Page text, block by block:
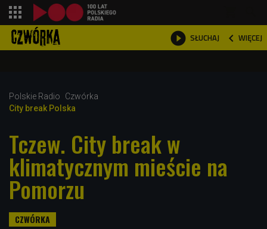
 SŁUCHAJ  WIĘCEJ

Polskie Radio
Czwórka
City break Polska
Tczew. City break w
klimatycznym mieście na
Pomorzu